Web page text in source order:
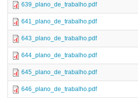
639_plano_de_trabalho.pdf
641_plano_de_trabalho.pdf
643_plano_de_trabalho.pdf
644_plano_de_trabalho.pdf
645_plano_de_trabalho.pdf
646_plano_de_trabalho.pdf